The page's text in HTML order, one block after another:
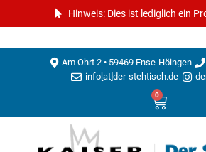
Hinweis: Dies ist lediglich ein
Am Ohrt 2 • 59469 Ense-Höingen
info[at]der-stehtisch.de
0